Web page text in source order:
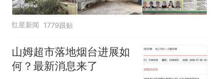
红星新闻 1779跟贴
山姆超市落地烟台进展如
何？最新消息来了